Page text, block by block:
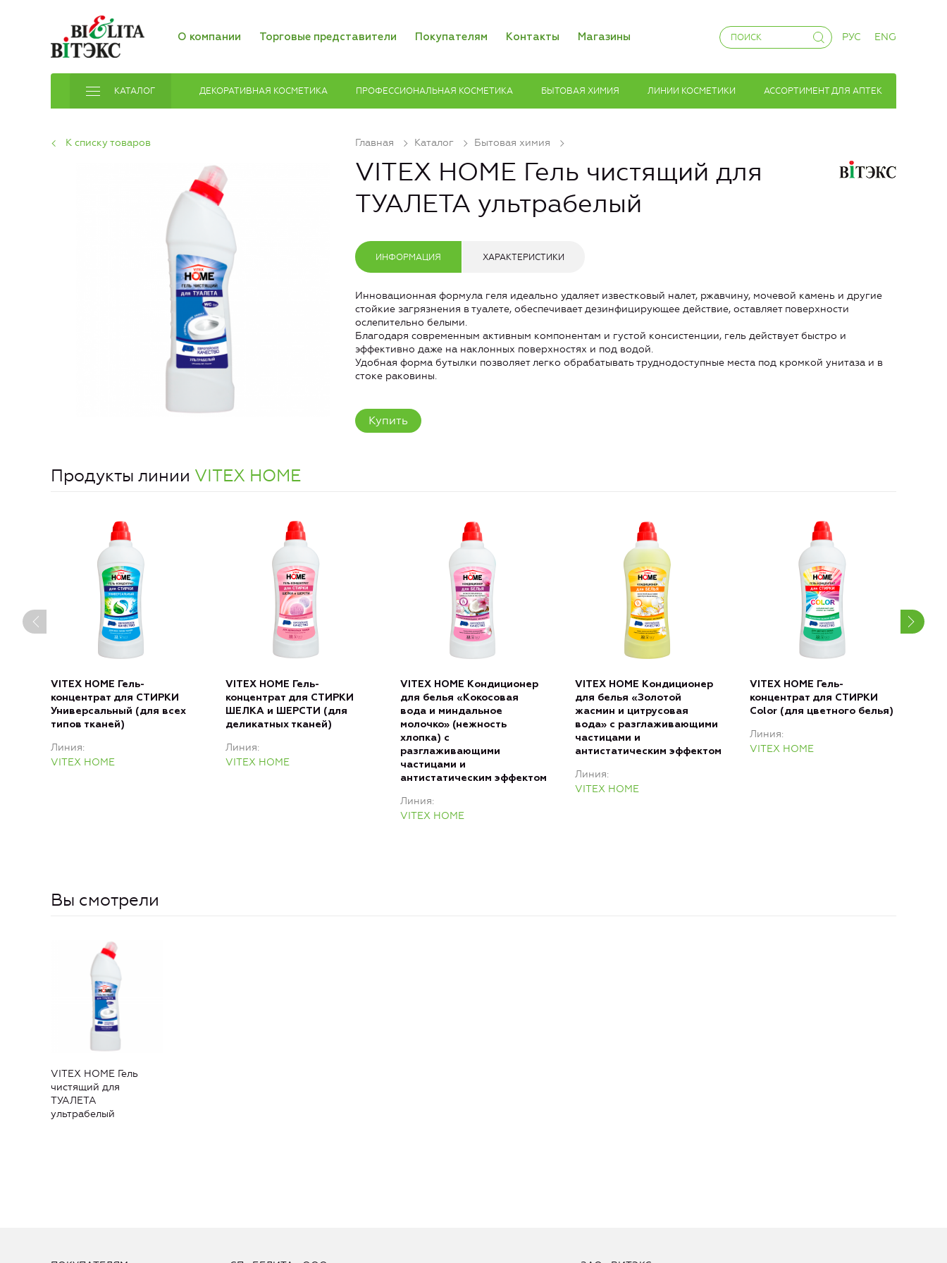
О компании Торговые представители Покупателям Контакты Магазины РУС ENG
КАТАЛОГ ДЕКОРАТИВНАЯ КОСМЕТИКА ПРОФЕССИОНАЛЬНАЯ КОСМЕТИКА БЫТОВАЯ ХИМИЯ ЛИНИИ КОСМЕТИКИ АССОРТИМЕНТ ДЛЯ АПТЕК
Главная Каталог Бытовая химия
К списку товаров
VITEX HOME Гель чистящий для
ТУАЛЕТА ультрабелый
ИНФОРМАЦИЯ ХАРАКТЕРИСТИКИ
Инновационная формула геля идеально удаляет известковый налет, ржавчину, мочевой камень и другие
стойкие загрязнения в туалете, обеспечивает дезинфицирующее действие, оставляет поверхности
ослепительно белыми.
Благодаря современным активным компонентам и густой консистенции, гель действует быстро и
эффективно даже на наклонных поверхностях и под водой.
Удобная форма бутылки позволяет легко обрабатывать труднодоступные места под кромкой унитаза и в
стоке раковины.
Купить
Продукты линии VITEX HOME
VITEX HOME Гель-
концентрат для СТИРКИ
Универсальный (для всех
типов тканей)
Линия
VITEX HOME
VITEX HOME Гель-
концентрат для СТИРКИ
ШЕЛКА и ШЕРСТИ (для
деликатных тканей)
Линия
VITEX HOME
VITEX HOME Кондиционер
для белья «Кокосовая
вода и миндальное
молочко» (нежность
хлопка) с
разглаживающими
частицами и
антистатическим эффектом
Линия
VITEX HOME
VITEX HOME Кондиционер
для белья «Золотой
жасмин и цитрусовая
вода» с разглаживающими
частицами и
антистатическим эффектом
Линия
VITEX HOME
VITEX HOME Гель-
концентрат для СТИРКИ
Color (для цветного белья)
Линия
VITEX HOME
Вы смотрели
VITEX HOME Гель
чистящий для
ТУАЛЕТА
ультрабелый